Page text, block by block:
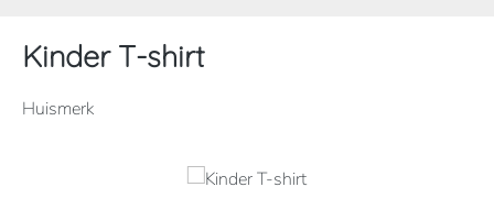
Kinder T-shirt
Huismerk
Afbeeldingengalerij overslaan